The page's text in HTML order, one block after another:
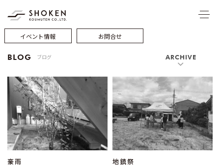
イベント情報 お問合せ
BLOG ブログ ARCHIVE
豪雨 地鎮祭